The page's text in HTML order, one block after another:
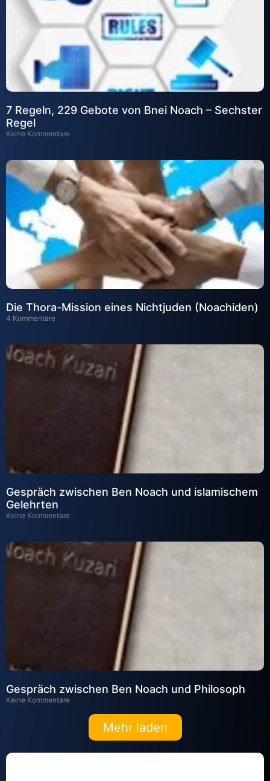
7 Regeln, 229 Gebote von Bnei Noach – Sechster
Regel
Keine Kommentare
Die Thora-Mission eines Nichtjuden (Noachiden)
4 Kommentare
Gespräch zwischen Ben Noach und islamischem
Gelehrten
Keine Kommentare
Gespräch zwischen Ben Noach und Philosoph
Keine Kommentare
Mehr laden